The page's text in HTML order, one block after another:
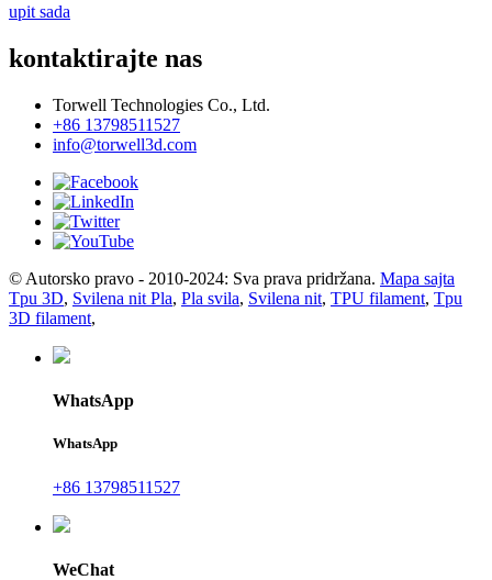
upit sada
kontaktirajte nas
Torwell Technologies Co., Ltd.
+86 13798511527
info@torwell3d.com
© Autorsko pravo - 2010-2024: Sva prava pridržana. Mapa sajta
Tpu 3D, Svilena nit Pla, Pla svila, Svilena nit, TPU filament, Tpu
3D filament,
WhatsApp
WhatsApp
+86 13798511527
WeChat